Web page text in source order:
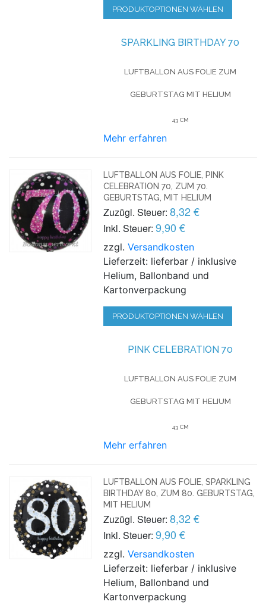
PRODUKTOPTIONEN WÄHLEN
SPARKLING BIRTHDAY 70
LUFTBALLON AUS FOLIE ZUM
GEBURTSTAG MIT HELIUM
43 CM
Mehr erfahren
LUFTBALLON AUS FOLIE, PINK
CELEBRATION 70, ZUM 70.
GEBURTSTAG, MIT HELIUM
Zuzügl. Steuer: 8,32 €
Inkl. Steuer: 9,90 €
zzgl.Versandkosten
Lieferzeit: lieferbar / inklusive
Helium, Ballonband und
Kartonverpackung
PRODUKTOPTIONEN WÄHLEN
PINK CELEBRATION 70
LUFTBALLON AUS FOLIE ZUM
GEBURTSTAG MIT HELIUM
43 CM
Mehr erfahren
LUFTBALLON AUS FOLIE, SPARKLING
BIRTHDAY 80, ZUM 80. GEBURTSTAG,
MIT HELIUM
Zuzügl. Steuer: 8,32 €
Inkl. Steuer: 9,90 €
zzgl.Versandkosten
Lieferzeit: lieferbar / inklusive
Helium, Ballonband und
Kartonverpackung